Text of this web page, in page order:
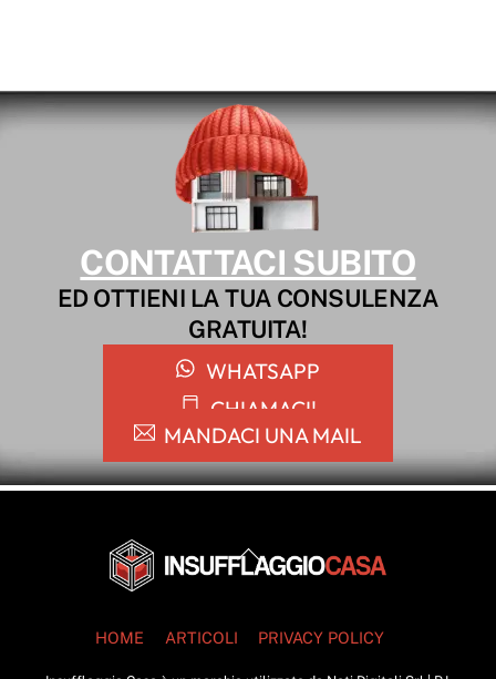
CONTATTACI SUBITO
ED OTTIENI LA TUA CONSULENZA
GRATUITA!
WHATSAPP
CHIAMACI!
MANDACI UNA MAIL
Back
To
HOME
ARTICOLI PRIVACY POLICY